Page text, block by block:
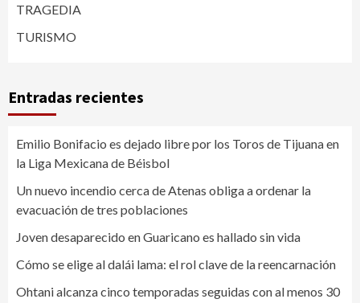
TRAGEDIA
TURISMO
Entradas recientes
Emilio Bonifacio es dejado libre por los Toros de Tijuana en
la Liga Mexicana de Béisbol
Un nuevo incendio cerca de Atenas obliga a ordenar la
evacuación de tres poblaciones
Joven desaparecido en Guaricano es hallado sin vida
Cómo se elige al dalái lama: el rol clave de la reencarnación
Ohtani alcanza cinco temporadas seguidas con al menos 30